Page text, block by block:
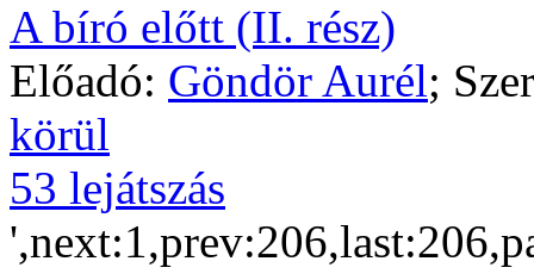
A bíró előtt (II. rész)
Előadó: Göndör Aurél;
körül
53 lejátszás